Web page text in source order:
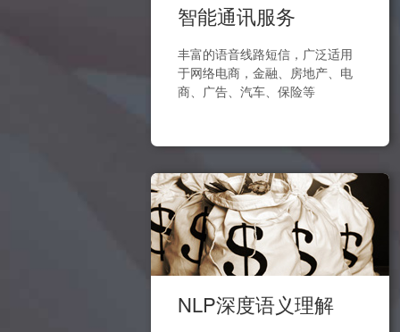
智能通讯服务
丰富的语音线路短信，广泛适用
于网络电商，金融、房地产、电
商、广告、汽车、保险等
NLP深度语义理解